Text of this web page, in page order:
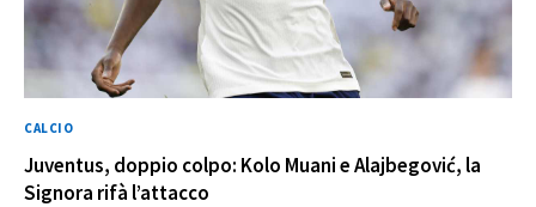
CALCIO
Juventus, doppio colpo: Kolo Muani e Alajbegović, la
Signora rifà l’attacco